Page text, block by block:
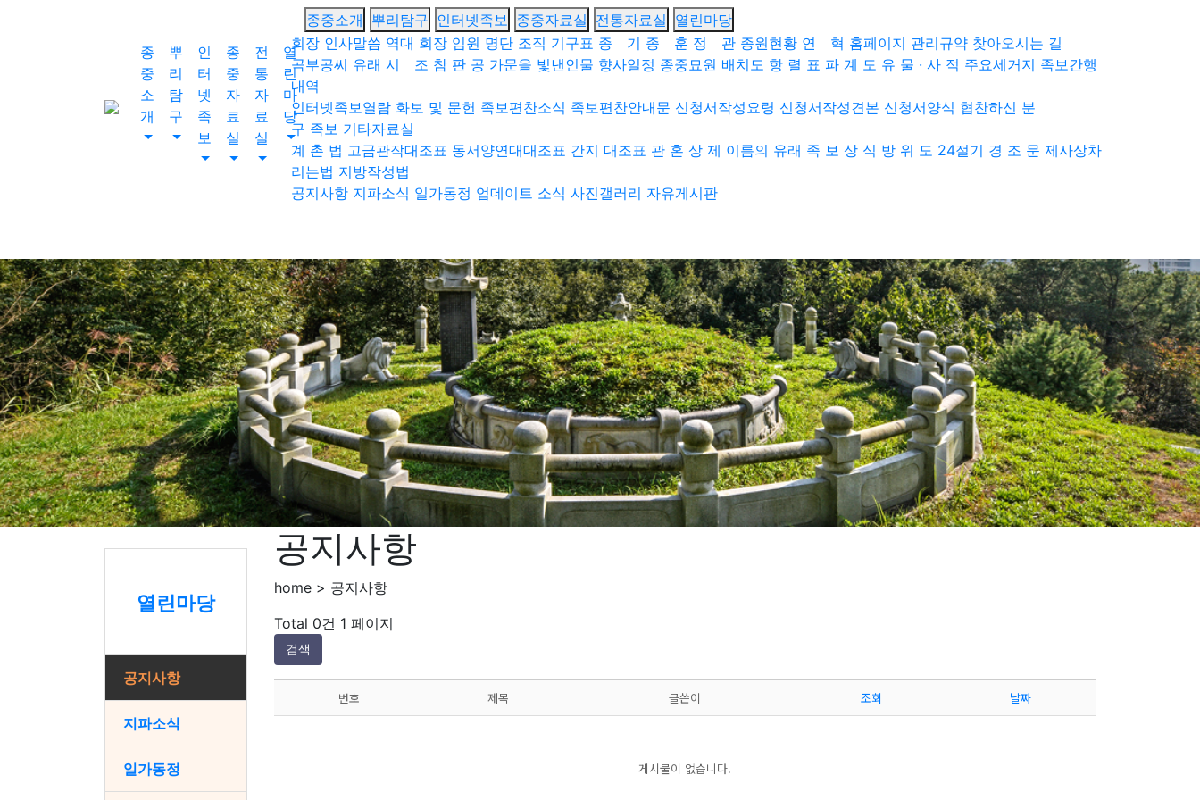
0어제0최대 전체 0
">
방문자수
종
중
소
개
뿌
리
탐
구
인
터
넷
족
보
종
중
자
료
실
전
통
자
료
실
열
린
마
당
종중소개 뿌리탐구 인터넷족보 종중자료실 전통자료실 열린마당
회장 인사말씀 역대 회장 임원 명단 조직 기구표 종 기 종 훈 정 관 종원현황 연 혁 홈페이지 관리규약 찾아오시는 길
곡부공씨 유래 시 조 참 판 공 가문을 빛낸인물 향사일정 종중묘원 배치도 항 렬 표 파 계 도 유 물 · 사 적 주요세거지 족보간행
내역
인터넷족보열람 화보 및 문헌 족보편찬소식 족보편찬안내문 신청서작성요령 신청서작성견본 신청서양식 협찬하신 분
구 족보 기타자료실
계 촌 법 고금관작대조표 동서양연대대조표 간지 대조표 관 혼 상 제 이름의 유래 족 보 상 식 방 위 도 24절기 경 조 문 제사상차
리는법 지방작성법
공지사항 지파소식 일가동정 업데이트 소식 사진갤러리 자유게시판
열린마당
공지사항
지파소식
일가동정
공지사항
home > 공지사항
Total 0건 1 페이지
검색
번호 제목 글쓴이 조회 날짜
게시물이 없습니다.